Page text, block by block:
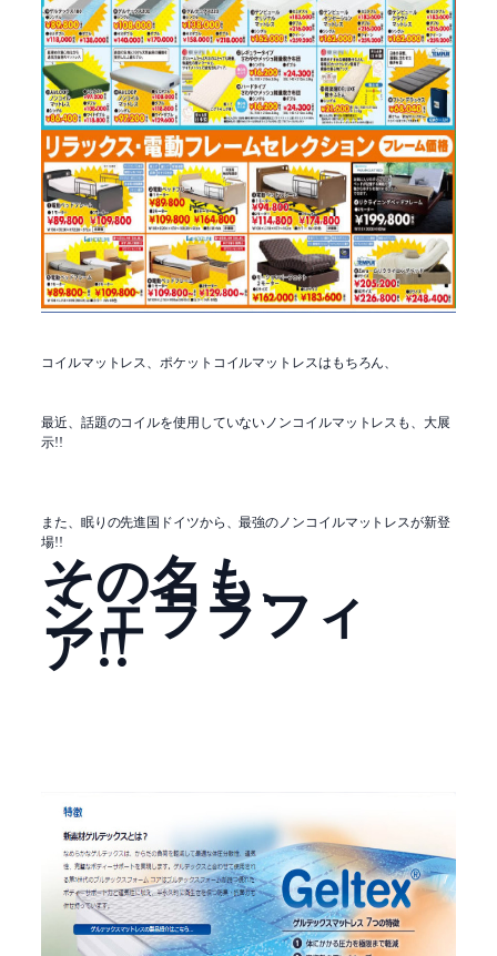
コイルマットレス、ポケットコイルマットレスはもちろん、
最近、話題のコイルを使用していないノンコイルマットレスも、大展
示!!
また、眠りの先進国ドイツから、最強のノンコイルマットレスが新登
場!!
その名も、
シェララフィ
ア!!